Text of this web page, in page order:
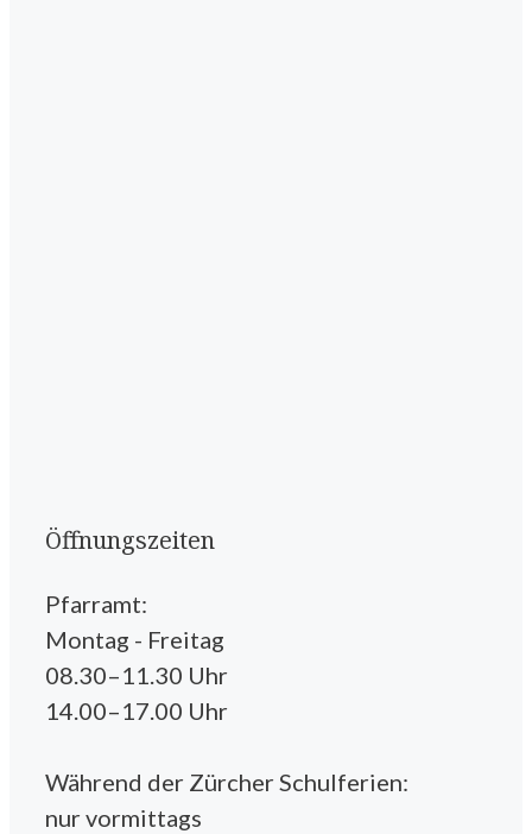
Öffnungszeiten
Pfarramt:
Montag - Freitag
08.30–11.30 Uhr
14.00–17.00 Uhr
Während der Zürcher Schulferien:
nur vormittags